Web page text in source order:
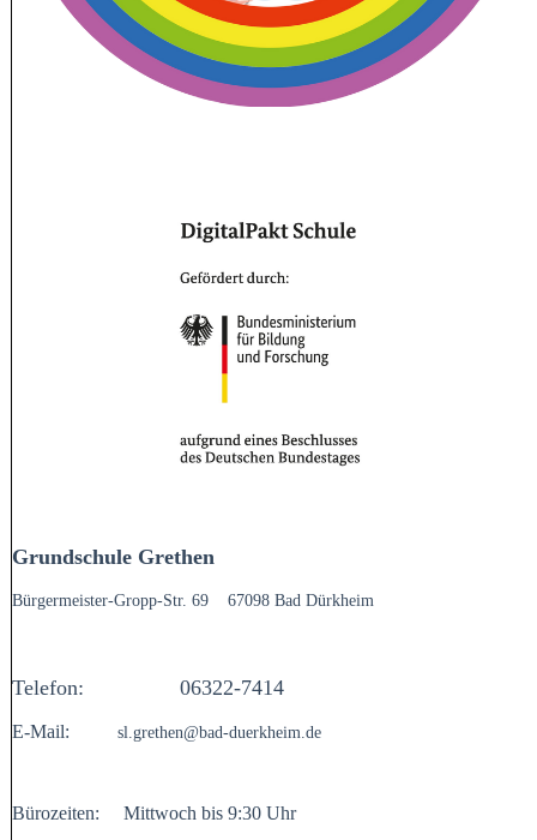
Grundschule Grethen
Bürgermeister-Gropp-Str. 69 67098 Bad Dürkheim
Telefon: 06322-7414
E-Mail: sl.grethen@bad-duerkheim.de
Bürozeiten: Mittwoch bis 9:30 Uhr